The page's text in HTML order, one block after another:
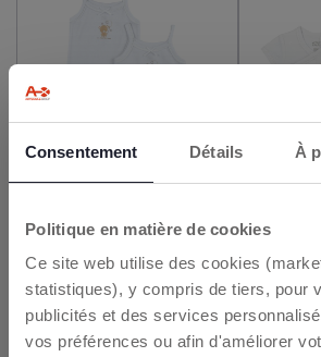
Consentement Détails À
Politique en matière de cookies
Ce site web utilise des cookies
statistiques), y compris de tiers, pour
publicités et des services
vos préférences ou afin d'améliorer
9,99 €
AJOUTER
12,99 €
INSCRIVEZ-VOUS
Vous bénéficiez
réduction de 10€ à dépenser
premier achat en
Entrez votre adresse e-mail